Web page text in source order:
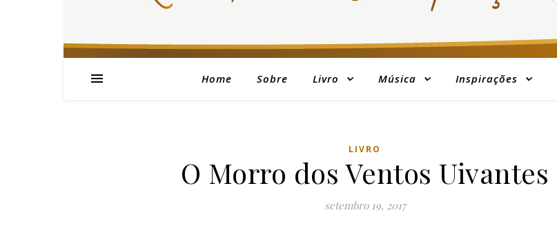
Home Sobre Livro Música Inspirações
LIVRO
O Morro dos Ventos Uivantes
setembro 19, 2017